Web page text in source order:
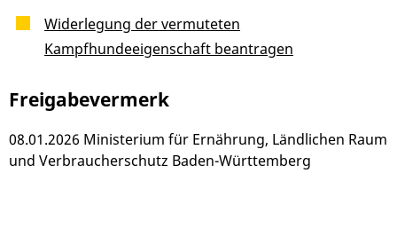
Widerlegung der vermuteten
Kampfhundeeigenschaft beantragen
Freigabevermerk
08.01.2026 Ministerium für Ernährung, Ländlichen Raum
und Verbraucherschutz Baden-Württemberg